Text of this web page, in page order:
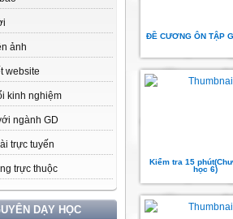
ảnh
website
kinh nghiệm
ngành GD
trực tuyến
trực thuộc
DẠY HỌC
ĐỀ CƯƠNG ÔN TẬP
Kiểm tra 15
học 6)